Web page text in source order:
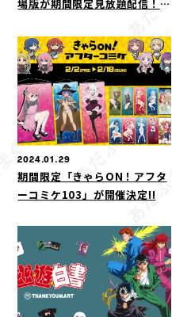
場版が期間限定見放題配信！最
開を記念した豪華ラインナップ
2024.01.29
期間限定「きゃらON！アフタ
ーコミケ103」が開催決定!!